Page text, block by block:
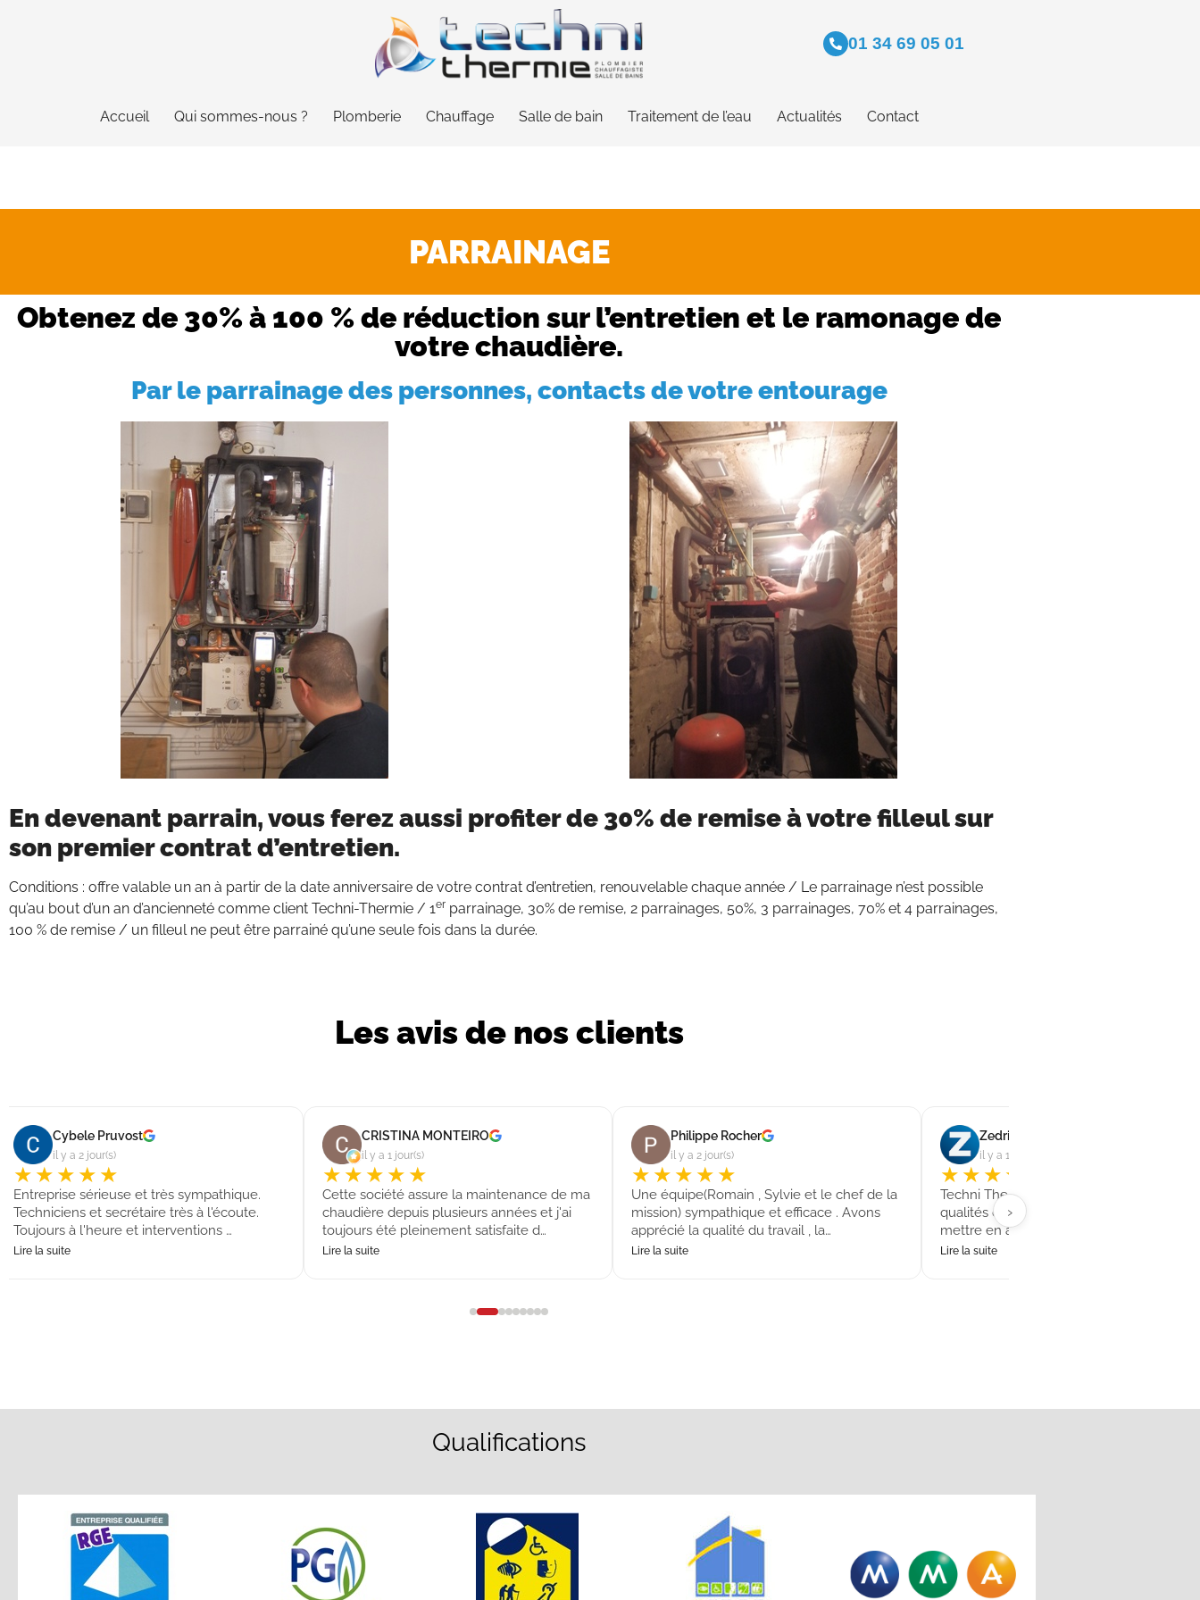
01 34 69 05 01
Accueil Qui sommes-nous ? Plomberie Chauffage Salle de bain Traitement de l’eau Actualités Contact
PARRAINAGE
Obtenez de 30% à 100 % de réduction sur l’entretien et le ramonage de
votre chaudière.
Par le parrainage des personnes, contacts de votre entourage
En devenant parrain, vous ferez aussi profiter de 30% de remiseà votre filleul sur
son premier contrat d’entretien.
Conditions : offre valable un an à partir de la date anniversaire de votre contrat d’entretien, renouvelable chaque année / Le parrainage n’est possible
qu’au bout d’un an d’ancienneté comme client Techni-Thermie / 1er parrainage, 30% de remise, 2 parrainages, 50%, 3 parrainages, 70% et 4 parrainages,
100 % de remise / un filleul ne peut être parrainé qu’une seule fois dans la durée.
Les avis de nos clients
Cybele Pruvost
il y a 2 jour(s)
★★★★★
Entreprise sérieuse et très sympathique.
Techniciens et secrétaire très à l'écoute.
Toujours à l'heure et interventions …
Lire la suite
CRISTINA MONTEIRO
il y a 1 jour(s)
★★★★★
Cette société assure la maintenance de ma
chaudière depuis plusieurs années et j'ai
toujours été pleinement satisfaite d…
Lire la suite
Philippe Rocher
il y a 2 jour(s)
★★★★★
Une équipe(Romain , Sylvie et le chef de la
mission) sympathique et efficace . Avons
apprécié la qualité du travail , la…
Lire la suite
Zedrimtim
il y a 1 jour(s)
★★★★★
Techni Thermie est une société dont les
qualités de service et d'intervention sont à
mettre en avant ! Très pros, de bon…
Lire la suite
›
Qualifications